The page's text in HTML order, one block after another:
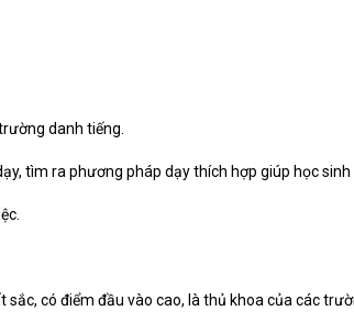
danh tiếng.
tìm ra phương pháp dạy thích hợp giúp học
có điểm đầu vào cao, là thủ khoa của các